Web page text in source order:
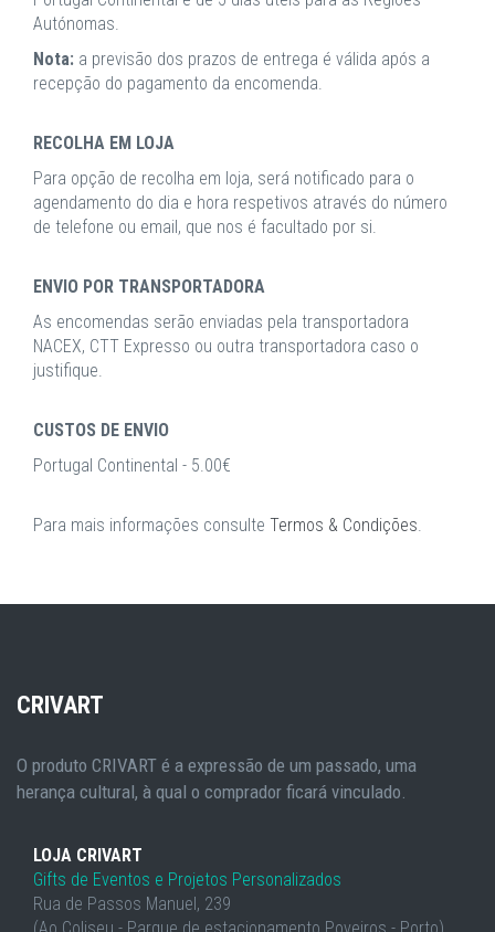
Autónomas.
Nota: a previsão dos prazos de entrega é válida após a
recepção do pagamento da encomenda.
RECOLHA EM LOJA
Para opção de recolha em loja, será notificado para o
agendamento do dia e hora respetivos através do número
de telefone ou email, que nos é facultado por si.
ENVIO POR TRANSPORTADORA
As encomendas serão enviadas pela transportadora
NACEX, CTT Expresso ou outra transportadora caso o
justifique.
CUSTOS DE ENVIO
Portugal Continental - 5.00€
Para mais informações consulte Termos & Condições.
CRIVART
O produto CRIVART é a expressão de um passado, uma
herança cultural, à qual o comprador ficará vinculado.
LOJA CRIVART
Gifts de Eventos e Projetos Personalizados
Rua de Passos Manuel, 239